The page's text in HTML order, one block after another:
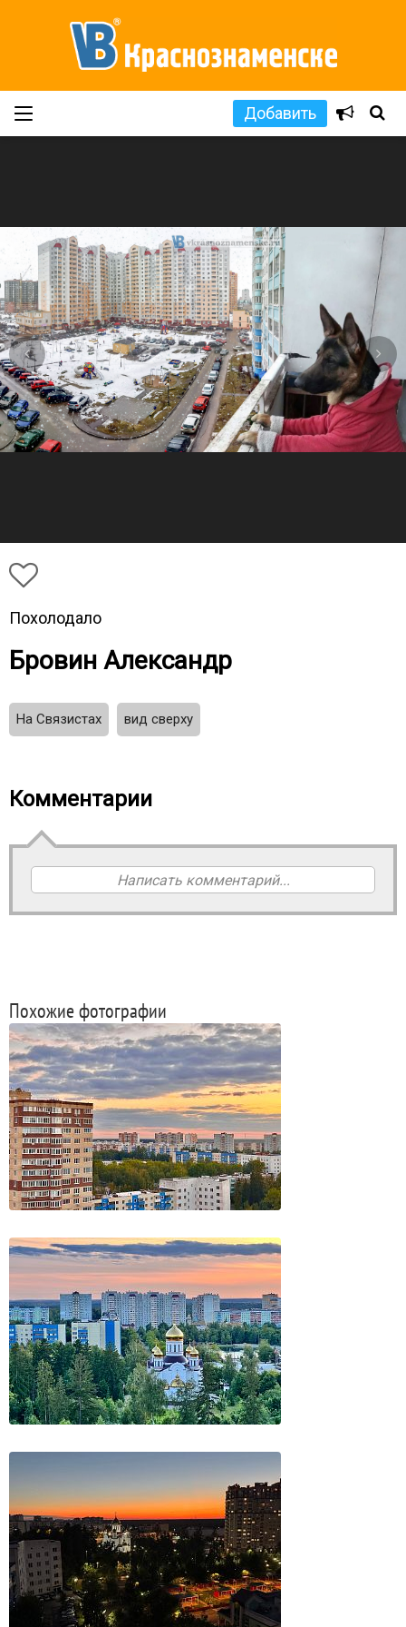
Добавить
Похолодало
Бровин Александр
На Связистах вид сверху
Комментарии
Написать комментарий...
Похожие фотографии